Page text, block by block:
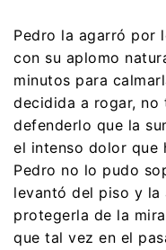
Pedro la agarró por
con su aplomo
minutos para
decidida a rogar, no
defenderlo que la
el intenso dolor que
Pedro no lo pudo
levantó del piso y la
protegerla de la
que tal vez en el